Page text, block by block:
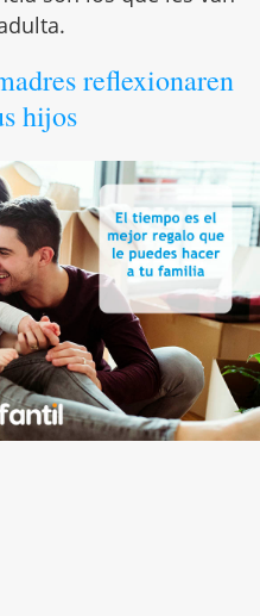
reflexionaren
hijos